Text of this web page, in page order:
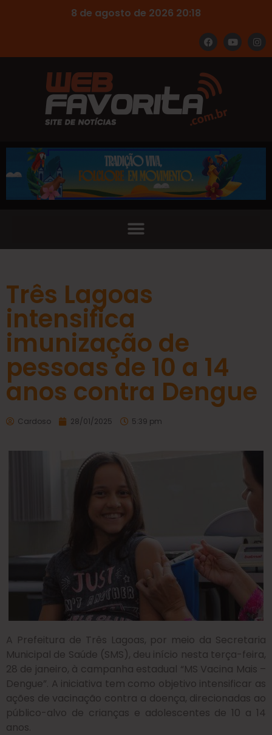
8 de agosto de 2026 20:18
Três Lagoas
intensifica
imunização de
pessoas de 10 a 14
anos contra Dengue
Cardoso 28/01/2025 5:39 pm
A Prefeitura de Três Lagoas, por meio da Secretaria
Municipal de Saúde (SMS), deu início nesta terça-feira,
28 de janeiro, à campanha estadual “MS Vacina Mais –
Dengue”. A iniciativa tem como objetivo intensificar as
ações de vacinação contra a doença, direcionadas ao
público-alvo de crianças e adolescentes de 10 a 14
anos.